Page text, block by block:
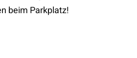
beim Parkplatz!